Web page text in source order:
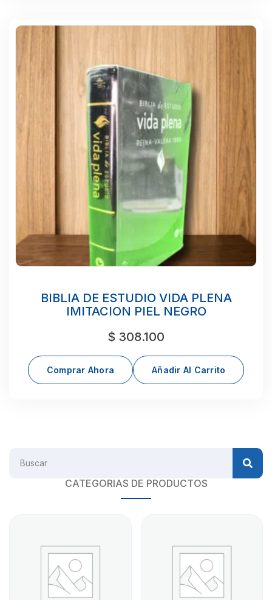
BIBLIA DE ESTUDIO VIDA PLENA
IMITACION PIEL NEGRO
$ 308.100
Comprar Ahora Añadir Al Carrito
CATEGORIAS DE PRODUCTOS